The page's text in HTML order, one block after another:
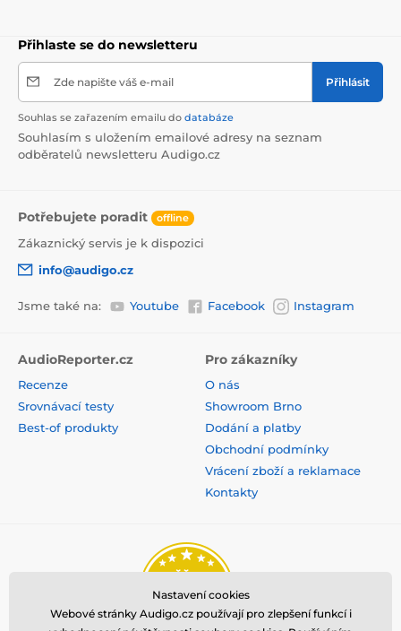
Přihlaste se do newsletteru
Zde napište váš e-mail Přihlásit
Souhlas se zařazením emailu do databáze
Souhlasím s uložením emailové adresy na seznam
odběratelů newsletteru Audigo.cz
Potřebujete poradit offline
Zákaznický servis je k dispozici
info@audigo.cz
Jsme také na: Youtube Facebook Instagram
AudioReporter.cz
Recenze
Srovnávací testy
Best-of produkty
Pro zákazníky
O nás
Showroom Brno
Dodání a platby
Obchodní podmínky
Vrácení zboží a reklamace
Kontakty
Nastavení cookies
Webové stránky Audigo.cz používají pro zlepšení funkcí i